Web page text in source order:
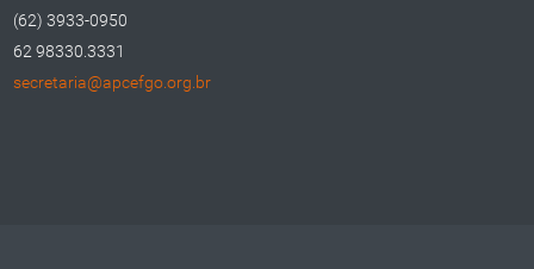
(62) 3933-0950
62 98330.3331
secretaria@apcefgo.org.br